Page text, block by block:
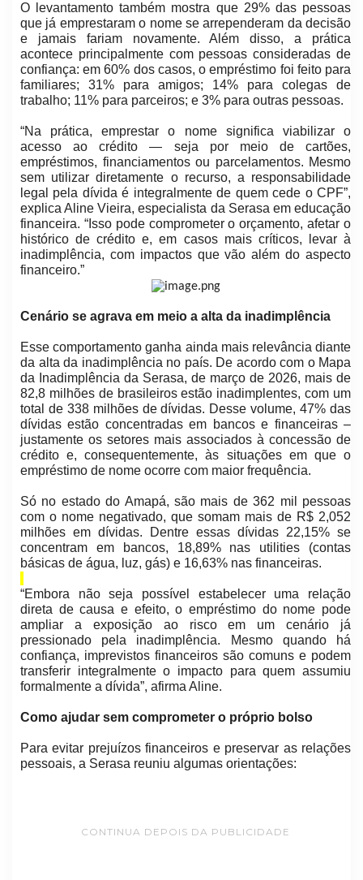
O levantamento também mostra que 29% das pessoas
que já emprestaram o nome se arrependeram da decisão
e jamais fariam novamente. Além disso, a prática
acontece principalmente com pessoas consideradas de
confiança: em 60% dos casos, o empréstimo foi feito para
familiares; 31% para amigos; 14% para colegas de
trabalho; 11% para parceiros; e 3% para outras pessoas.
“Na prática, emprestar o nome significa viabilizar o
acesso ao crédito — seja por meio de cartões,
empréstimos, financiamentos ou parcelamentos. Mesmo
sem utilizar diretamente o recurso, a responsabilidade
legal pela dívida é integralmente de quem cede o CPF”,
explica Aline Vieira, especialista da Serasa em educação
financeira. “Isso pode comprometer o orçamento, afetar o
histórico de crédito e, em casos mais críticos, levar à
inadimplência, com impactos que vão além do aspecto
financeiro.”
Cenário se agrava em meio a alta da inadimplência
Esse comportamento ganha ainda mais relevância diante
da alta da inadimplência no país. De acordo com o Mapa
da Inadimplência da Serasa, de março de 2026, mais de
82,8 milhões de brasileiros estão inadimplentes, com um
total de 338 milhões de dívidas. Desse volume, 47% das
dívidas estão concentradas em bancos e financeiras –
justamente os setores mais associados à concessão de
crédito e, consequentemente, às situações em que o
empréstimo de nome ocorre com maior frequência.
Só no estado do Amapá, são mais de 362 mil pessoas
com o nome negativado, que somam mais de R$ 2,052
milhões em dívidas. Dentre essas dívidas 22,15% se
concentram em bancos, 18,89% nas utilities (contas
básicas de água, luz, gás) e 16,63% nas financeiras.
“Embora não seja possível estabelecer uma relação
direta de causa e efeito, o empréstimo do nome pode
ampliar a exposição ao risco em um cenário já
pressionado pela inadimplência. Mesmo quando há
confiança, imprevistos financeiros são comuns e podem
transferir integralmente o impacto para quem assumiu
formalmente a dívida”, afirma Aline.
Como ajudar sem comprometer o próprio bolso
Para evitar prejuízos financeiros e preservar as relações
pessoais, a Serasa reuniu algumas orientações:
CONTINUA DEPOIS DA PUBLICIDADE